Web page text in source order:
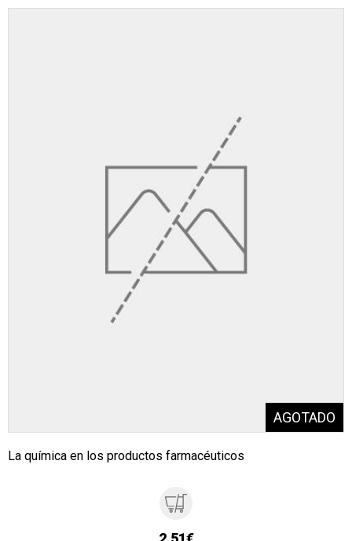
La química en los productos farmacéuticos